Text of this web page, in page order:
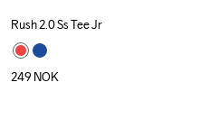
Rush 2.0 Ss Tee Jr
249 NOK